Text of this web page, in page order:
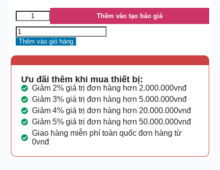
Thêm vào tạo báo giá
Thêm vào giỏ hàng
Ưu đãi thêm khi mua thiết bị:
Giảm 2% giá trị đơn hàng hơn 2.000.000vnđ
Giảm 3% giá trị đơn hàng hơn 5.000.000vnđ
Giảm 4% giá trị đơn hàng hơn 20.000.000vnđ
Giảm 5% giá trị đơn hàng hơn 50.000.000vnđ
Giao hàng miễn phí toàn quốc đơn hàng từ
0vnđ